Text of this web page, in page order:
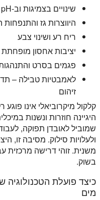
שינויים בצמיגות וב-pH
היווצרות גז
ריח רע ושינוי צבע
יציבות אחסון מופחתת
פגמים בסרט
לאמבטיות טבילה –
זיהום
קלקול מיקרוביאלי אינו
היגיינה חוזרות ונשנות
שמוביל לאובדן תפוקה,
ולעלויות סילוק. מסיבה זו,
משנית. זוהי דרישה מרכזית
בשוק.
כיצד פועלת הטכנולוגיה
מים